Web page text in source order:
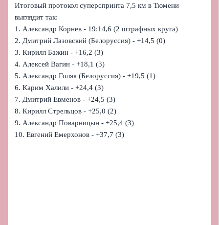
Итоговый протокол суперспринта 7,5 км в Тюмени
выглядит так:
1. Александр Корнев - 19:14,6 (2 штрафных круга)
2. Дмитрий Лазовский (Белоруссия) - +14,5 (0)
3. Кирилл Бажин - +16,2 (3)
4. Алексей Вагин - +18,1 (3)
5. Александр Голяк (Белоруссия) - +19,5 (1)
6. Карим Халили - +24,4 (3)
7. Дмитрий Евменов - +24,5 (3)
8. Кирилл Стрельцов - +25,0 (2)
9. Александр Поварницын - +25,4 (3)
10. Евгений Емерхонов - +37,7 (3)